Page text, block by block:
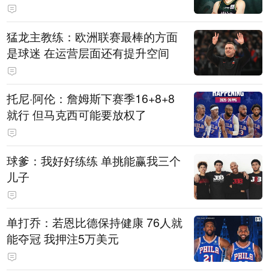
猛龙主教练：欧洲联赛最棒的方面
是球迷 在运营层面还有提升空间
托尼·阿伦：詹姆斯下赛季16+8+8
就行 但马克西可能要放权了
球爹：我好好练练 单挑能赢我三个
儿子
单打乔：若恩比德保持健康 76人就
能夺冠 我押注5万美元